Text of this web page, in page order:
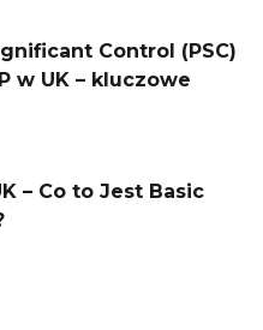
Control (PSC)
w UK – kluczowe
– Co to Jest Basic